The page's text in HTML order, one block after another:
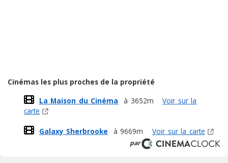
Cinémas les plus proches de la propriété
La Maison du Cinéma
à 3652m
Voir sur la
carte
Galaxy Sherbrooke à 9669m Voir sur la carte
par